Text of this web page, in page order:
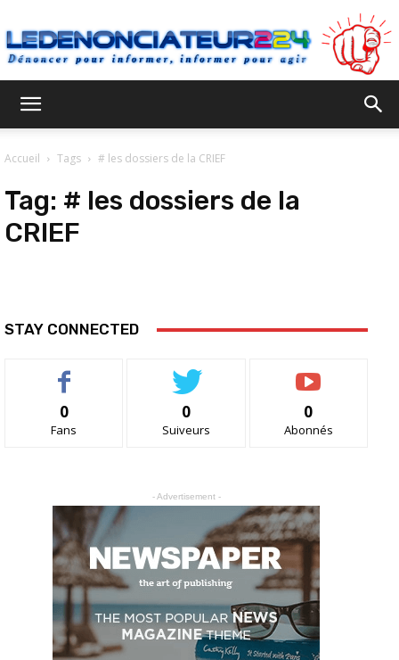
Accueil Tags # les dossiers de la CRIEF
Tag: # les dossiers de la
CRIEF
STAY CONNECTED
0
Fans
0
Suiveurs
0
Abonnés
- Advertisement -